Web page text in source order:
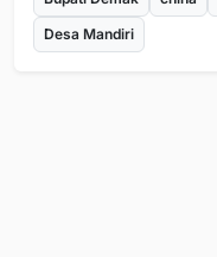
Desa Mandiri